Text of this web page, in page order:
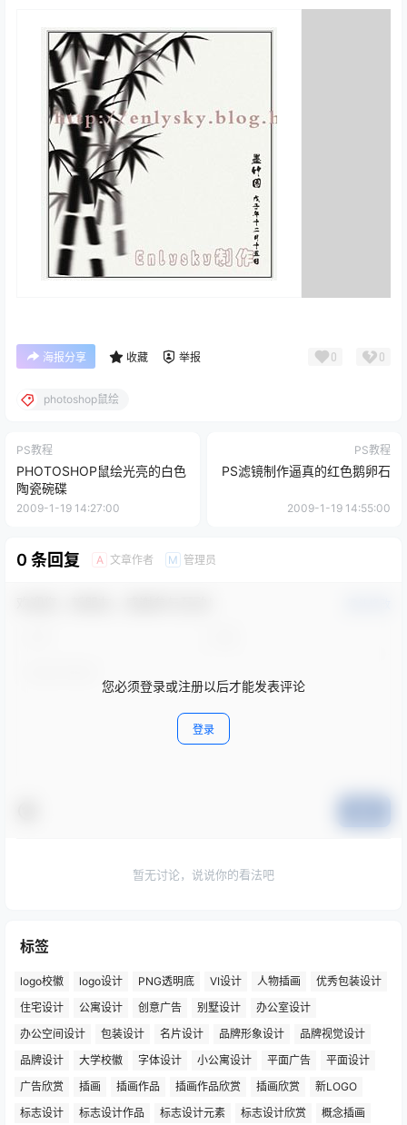
海报分享 收藏 举报 0 0
photoshop鼠绘
PS教程
PHOTOSHOP鼠绘光亮的白色
陶瓷碗碟
2009-1-19 14:27:00
PS教程
PS滤镜制作逼真的红色鹅卵石
2009-1-19 14:55:00
0 条回复 A 文章作者 M 管理员
您必须登录或注册以后才能发表评论
登录
暂无讨论，说说你的看法吧
标签
logo校徽 logo设计 PNG透明底 VI设计 人物插画
优秀包装设计
住宅设计
公寓设计 创意广告 别墅设计
办公室设计
办公空间设计
包装设计 名片设计 品牌形象设计
品牌视觉设计
品牌设计
大学校徽 字体设计 小公寓设计 平面广告
平面设计
广告欣赏
插画 插画作品 插画作品欣赏 插画欣赏
新LOGO
标志设计
标志设计作品 标志设计元素 标志设计欣赏 概念插画